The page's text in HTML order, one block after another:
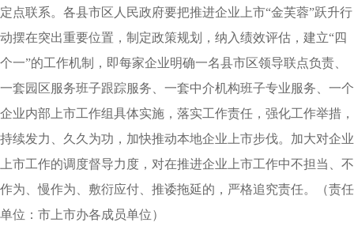
定点联系。各县市区人民政府要把推进企业上市“金芙蓉”跃升行
动摆在突出重要位置，制定政策规划，纳入绩效评估，建立“四
个一”的工作机制，即每家企业明确一名县市区领导联点负责、
一套园区服务班子跟踪服务、一套中介机构班子专业服务、一个
企业内部上市工作组具体实施，落实工作责任，强化工作举措，
持续发力、久久为功，加快推动本地企业上市步伐。加大对企业
上市工作的调度督导力度，对在推进企业上市工作中不担当、不
作为、慢作为、敷衍应付、推诿拖延的，严格追究责任。
（责任
单位：市上市办各成员单位）